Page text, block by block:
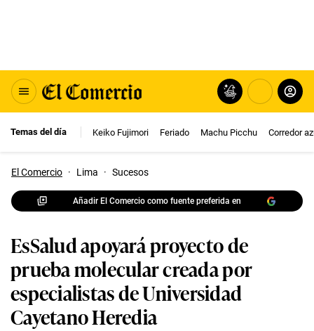
Temas del día Keiko Fujimori Feriado Machu Picchu Corredor
El Comercio · Lima · Sucesos
Añadir El Comercio como fuente preferida en
EsSalud apoyará proyecto de
prueba molecular creada por
especialistas de Universidad
Cayetano Heredia